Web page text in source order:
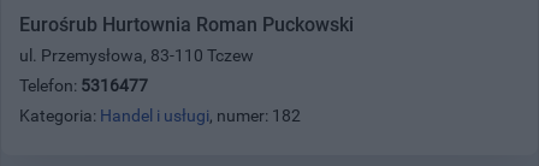
Eurośrub Hurtownia Roman Puckowski
ul. Przemysłowa, 83-110 Tczew
Telefon: 5316477
Kategoria: Handel i usługi, numer: 182